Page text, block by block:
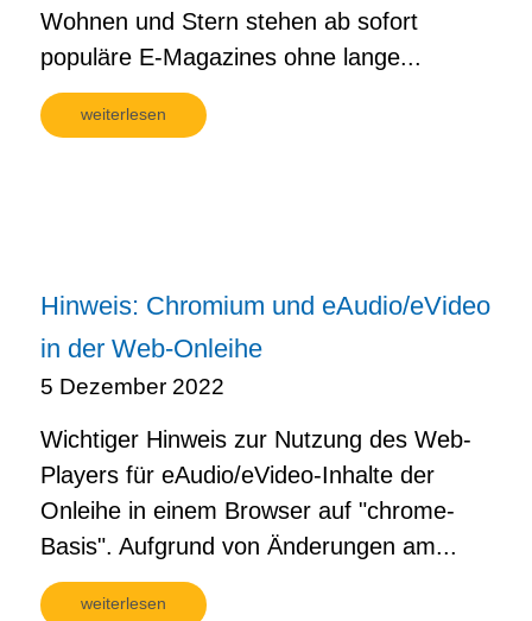
Wohnen und Stern stehen ab sofort
populäre E-Magazines ohne lange...
weiterlesen
Hinweis: Chromium und eAudio/eVideo
in der Web-Onleihe
5 Dezember 2022
Wichtiger Hinweis zur Nutzung des Web-
Players für eAudio/eVideo-Inhalte der
Onleihe in einem Browser auf "chrome-
Basis". Aufgrund von Änderungen am...
weiterlesen